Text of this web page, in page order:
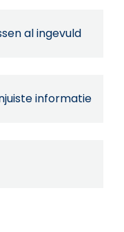
al ingevuld
informatie